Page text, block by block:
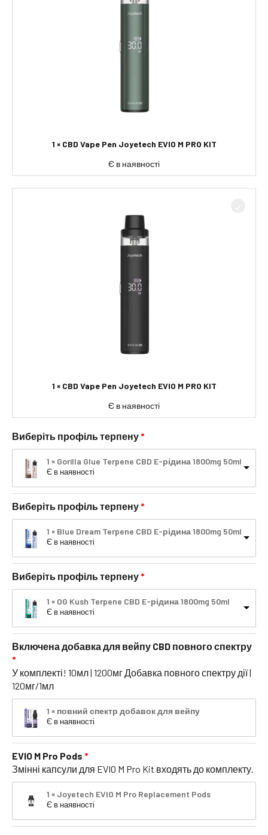
1 × CBD Vape Pen Joyetech EVIO M PRO KIT
Є в наявності
1 × CBD Vape Pen Joyetech EVIO M PRO KIT
Є в наявності
Виберіть профіль терпену
1 × Gorilla Glue Terpene CBD E-рідина 1800mg 50ml
Є в наявності
Виберіть профіль терпену
1 × Blue Dream Terpene CBD E-рідина 1800mg 50ml
Є в наявності
Виберіть профіль терпену
1 × OG Kush Terpene CBD E-рідина 1800mg 50ml
Є в наявності
Включена добавка для вейпу CBD повного спектру
У комплекті! 10мл | 1200мг Добавка повного спектру дії |
120мг/1мл
1 × повний спектр добавок для вейпу
Є в наявності
EVIO M Pro Pods
Змінні капсули для EVIO M Pro Kit входять до комплекту.
1 × Joyetech EVIO M Pro Replacement Pods
Є в наявності